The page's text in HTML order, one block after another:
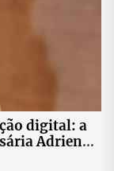
digital: a
Adriene